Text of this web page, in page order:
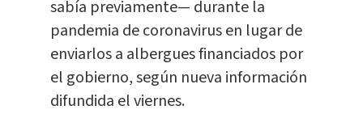
sabía previamente— durante la
pandemia de coronavirus en lugar de
enviarlos a albergues financiados por
el gobierno, según nueva información
difundida el viernes.